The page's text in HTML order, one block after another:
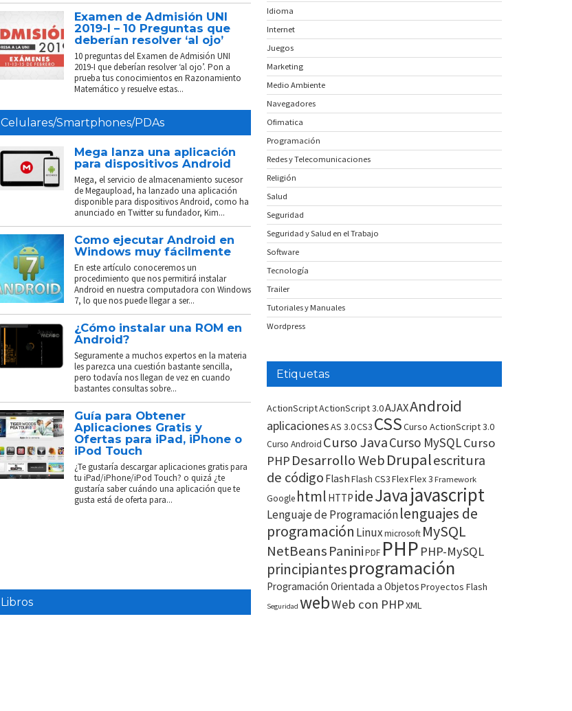
Examen de Admisión UNI
2019-I – 10 Preguntas que
deberían resolver ‘al ojo’
10 preguntas del Examen de Admisión UNI
2019-I que deberían resolver ‘al ojo’. Pon a
prueba tus conocimientos en Razonamiento
Matemático y resuelve estas...
Celulares/Smartphones/PDAs
Mega lanza una aplicación
para dispositivos Android
Mega, el servicio de almacenamiento sucesor
de Megaupload, ha lanzado una aplicación
disponible para dispositivos Android, como ha
anunciado en Twitter su fundador, Kim...
Como ejecutar Android en
Windows muy fácilmente
En este artículo conoceremos un
procedimiento que nos permitirá instalar
Android en nuestra computadora con Windows
7, lo que nos puede llegar a ser...
¿Cómo instalar una ROM en
Android?
Seguramente a muchos expertos en la materia
les parezca una cuestión bastante sencilla,
pero todavía nos llegan de vez en cuando
bastantes consultas sobre...
Guía para Obtener
Aplicaciones Gratis y
Ofertas para iPad, iPhone o
iPod Touch
¿Te gustaría descargar aplicaciones gratis para
tu iPad/iPhone/iPod Touch? o quizá ¿te
gustaría saber cuándo una aplicación que te
gusta está de oferta para...
Libros
Idioma
Internet
Juegos
Marketing
Medio Ambiente
Navegadores
Ofimatica
Programación
Redes y Telecomunicaciones
Religión
Salud
Seguridad
Seguridad y Salud en el Trabajo
Software
Tecnología
Trailer
Tutoriales y Manuales
Wordpress
Etiquetas
ActionScriptActionScript 3.0AJAXAndroid
aplicacionesAS 3.0CS3 CSSCurso ActionScript 3.0
Curso Android Curso JavaCurso MySQLCurso
PHP Desarrollo WebDrupalescritura
de código FlashFlash CS3FlexFlex 3 Framework
Google html HTTP ideJavajavascript
Lenguaje de Programaciónlenguajes de
programación Linuxmicrosoft MySQL
NetBeans PaniniPDF PHP PHP-MySQL
principiantesprogramación
Programación Orientada a ObjetosProyectos Flash
Seguridad webWeb con PHPXML